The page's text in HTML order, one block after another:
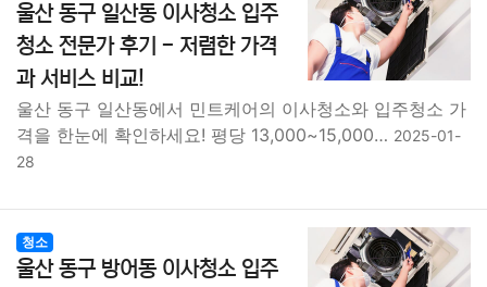
울산 동구 일산동 이사청소 입주
청소 전문가 후기 - 저렴한 가격
과 서비스 비교!
울산 동구 일산동에서 민트케어의 이사청소와 입주청소 가
격을 한눈에 확인하세요! 평당 13,000~15,000… 2025-01-
28
청소
울산 동구 방어동 이사청소 입주